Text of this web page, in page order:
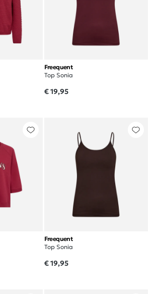
Freequent
Top Sonia
€ 19,95
Freequent
Top Sonia
€ 19,95